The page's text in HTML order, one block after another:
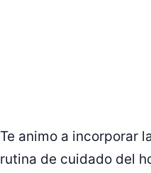
Te animo a incorporar
rutina de cuidado del